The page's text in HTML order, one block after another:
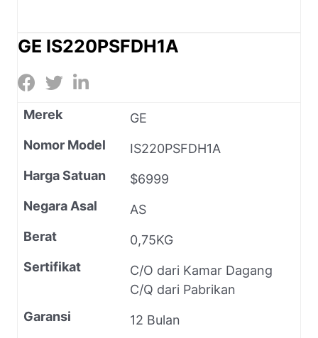
GE IS220PSFDH1A
Merek
GE
Nomor Model
IS220PSFDH1A
Harga Satuan
$6999
Negara Asal
AS
Berat
0,75KG
Sertifikat
C/O dari Kamar Dagang
C/Q dari Pabrikan
Garansi
12 Bulan